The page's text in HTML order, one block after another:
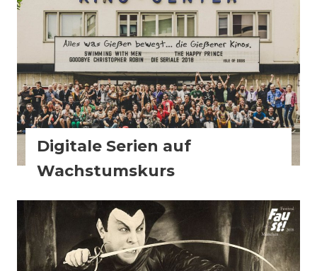
Aktuell Festivals FilmBiz Slider
Digitale Serien auf
Wachstumskurs
Festivals Slider